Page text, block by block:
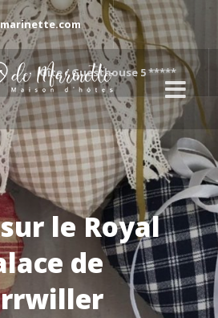
Gîte / Guesthouse 5 *****
le Royal
de